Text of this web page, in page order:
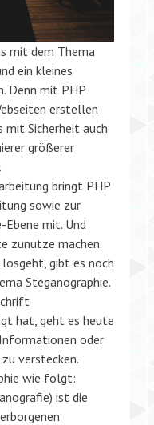
mit dem Thema
ein kleines
Denn mit PHP
erstellen
mit Sicherheit auch
größerer
bringt PHP
sowie zur
mit. Und
zunutze machen.
gibt es noch
Steganographie.
hat, geht es heute
oder
verstecken.
wie folgt:
ist die